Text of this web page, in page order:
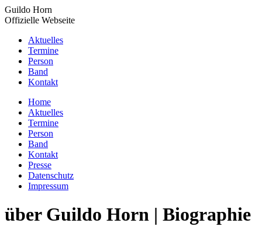
Zum
Inhalt
Guildo Horn
Offizielle Webseite
Aktuelles
Termine
Person
Band
Kontakt
YouTube
page
opens
new
window
Facebook
page
opens
new
window
page
opens
new
window
Instagram
page
opens
new
window
Home
Aktuelles
Termine
Person
Band
Kontakt
Presse
Datenschutz
Impressum
über Guildo Horn | Biographie